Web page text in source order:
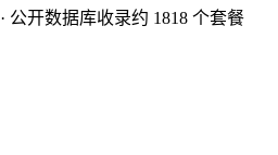
· 公开数据库收录约 1818 个套餐